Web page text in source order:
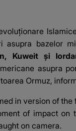
asupra bazelor
Kuweit și
asupra
Ormuz,
in version of the
of impact on
on camera.